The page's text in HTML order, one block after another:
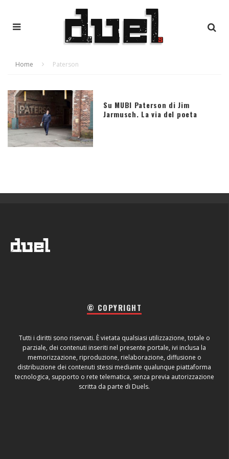
Home Paterson
Su MUBI Paterson di Jim
Jarmusch. La via del poeta
© COPYRIGHT
Tutti i diritti sono riservati. È vietata qualsiasi utilizzazione, totale o
parziale, dei contenuti inseriti nel presente portale, ivi inclusa la
memorizzazione, riproduzione, rielaborazione, diffusione o
distribuzione dei contenuti stessi mediante qualunque piattaforma
tecnologica, supporto o rete telematica, senza previa autorizzazione
scritta da parte di Duels.